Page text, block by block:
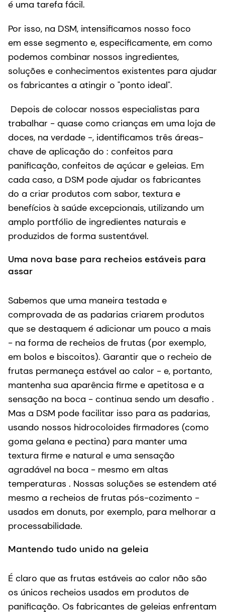
é uma tarefa fácil.
Por isso, na DSM, intensificamos nosso foco
em esse segmento e, especificamente, em como
podemos combinar nossos ingredientes,
soluções e conhecimentos existentes para ajudar
os fabricantes a atingir o "ponto ideal".
Depois de colocar nossos especialistas para
trabalhar - quase como crianças em uma loja de
doces, na verdade -, identificamos três áreas-
chave de aplicação do : confeitos para
panificação, confeitos de açúcar e geleias. Em
cada caso, a DSM pode ajudar os fabricantes
do a criar produtos com sabor, textura e
benefícios à saúde excepcionais, utilizando um
amplo portfólio de ingredientes naturais e
produzidos de forma sustentável.
Uma nova base para recheios estáveis para
assar
Sabemos que uma maneira testada e
comprovada de as padarias criarem produtos
que se destaquem é adicionar um pouco a mais
- na forma de recheios de frutas (por exemplo,
em bolos e biscoitos). Garantir que o recheio de
frutas permaneça estável ao calor - e, portanto,
mantenha sua aparência firme e apetitosa e a
sensação na boca - continua sendo um desafio .
Mas a DSM pode facilitar isso para as padarias,
usando nossos hidrocoloides firmadores (como
goma gelana e pectina) para manter uma
textura firme e natural e uma sensação
agradável na boca - mesmo em altas
temperaturas . Nossas soluções se estendem até
mesmo a recheios de frutas pós-cozimento -
usados em donuts, por exemplo, para melhorar a
processabilidade.
Mantendo tudo unido na geleia
É claro que as frutas estáveis ao calor não são
os únicos recheios usados em produtos de
panificação. Os fabricantes de geleias enfrentam